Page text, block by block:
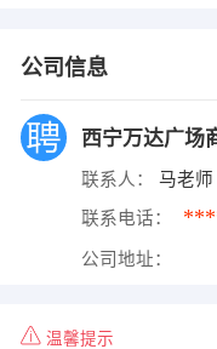
公司信息
西宁万达广场
联系人： 马老师
联系电话：
公司地址：
温馨提示